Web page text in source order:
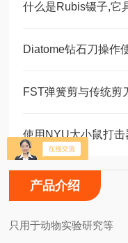
什么是Rubis镊子,它
Diatome钻石刀操作
FST弹簧剪与传统剪
使用NYU大小鼠打
产品介绍
只用于动物实验研究等